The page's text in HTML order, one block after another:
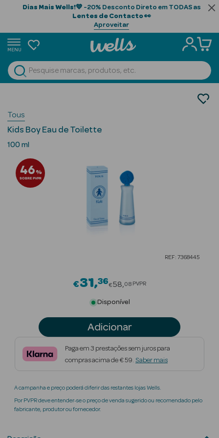
Dias Mais Wells!💙 -20% Desconto Direto em TODAS as
Lentes de Contacto👀
Aproveitar
MENU
Ver Tudo
Beauty Season
Cabelo
Profissional
Beauty Season
Cosmética
Beauty Season
Beauty Season
Maquilhagem
Beauty Season
Perfumes
Tous
Kids Boy Eau de Toilette
100 ml
46%
SOBRE PVPR
REF: 7368445
€31 36Price reduced from
€58 08 PVPR
Disponível
Adicionar
Paga em 3 prestações sem juros para
compras acima de € 59. Saber mais
A campanha e preço poderá diferir das restantes lojas Wells.
Por PVPR deve entender-se o preço de venda sugerido ou recomendado pelo
fabricante, produtor ou fornecedor.